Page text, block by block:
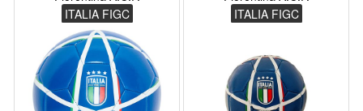
ITALIA FIGC
ITALIA FIGC